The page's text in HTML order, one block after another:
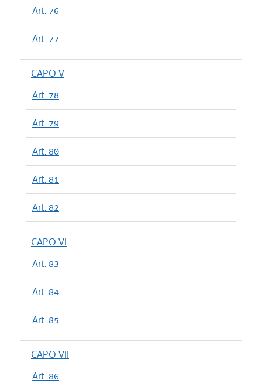
Art. 76
Art. 77
CAPO V
Art. 78
Art. 79
Art. 80
Art. 81
Art. 82
CAPO VI
Art. 83
Art. 84
Art. 85
CAPO VII
Art. 86